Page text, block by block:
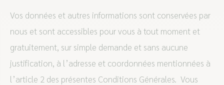
Vos données et autres informations sont conservées par
nous et sont accessibles pour vous à tout moment et
gratuitement, sur simple demande et sans aucune
justification, à l’adresse et coordonnées mentionnées à
l’article 2 des présentes Conditions Générales. Vous